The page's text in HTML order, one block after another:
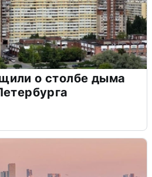
о столбе дыма